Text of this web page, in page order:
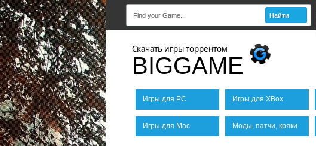
Скачать игры торрентом
BIGGAME
Игры для PC Игры для XBox
Игры для Mac Моды, патчи, кряки